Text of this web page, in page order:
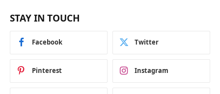
STAY IN TOUCH
Facebook Twitter
Pinterest Instagram